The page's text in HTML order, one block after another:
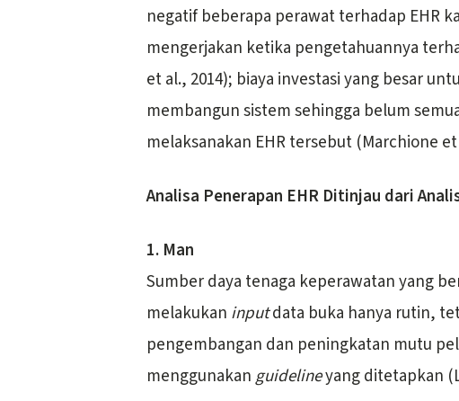
negatif beberapa perawat terhadap EHR
mengerjakan ketika pengetahuannya
et al., 2014); biaya investasi yang besar
membangun sistem sehingga belum
melaksanakan EHR tersebut (Marchione et
Analisa Penerapan EHR Ditinjau dari
1. Man
Sumber daya tenaga keperawatan yang
melakukan inputdata buka hanya rutin,
pengembangan dan peningkatan mutu
menggunakanguidelineyang ditetapkan